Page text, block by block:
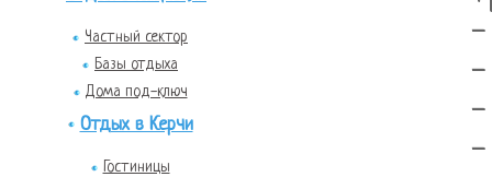
Частный сектор
Базы отдыха
Дома под-ключ
Отдых в Керчи
Гостиницы
-
-
-
-